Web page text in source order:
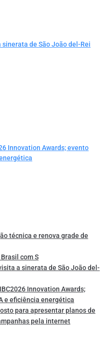
de São João del-Rei
Innovation Awards; evento
técnica e renova grade de
com S
a sinerata de São João del-
Innovation Awards;
e eficiência energética
para apresentar planos de
pela internet